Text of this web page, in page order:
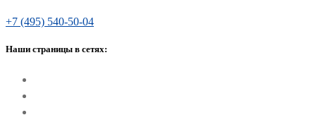
+7 (495) 540-50-04
Наши страницы в сетях: